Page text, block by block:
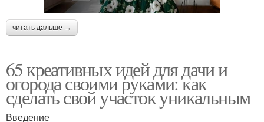
читать дальше →
65 креативных идей для дачи и
огорода своими руками: как
сделать свой участок уникальным
Введение